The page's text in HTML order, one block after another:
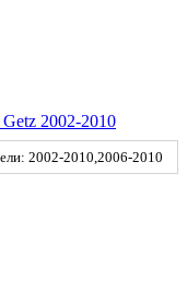
2002-2010
2002-2010,2006-2010